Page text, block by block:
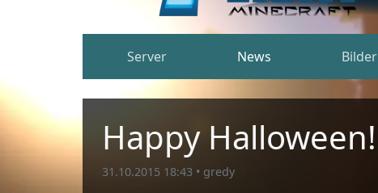
Server News Bilder
Happy Halloween!
31.10.2015 18:43 • gredy